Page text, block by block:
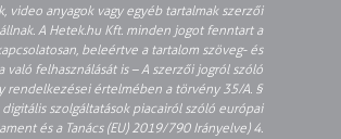
video anyagok vagy egyéb tartalmak szerzői
A Hetek.hu Kft. minden jogot fenntart a
beleértve a tartalom szöveg- és
való felhasználását is – A szerzői jogról szóló
rendelkezései értelmében a törvény 35/A. §
digitális szolgáltatások piacairól szóló európai
és a Tanács (EU) 2019/790 Irányelve) 4.